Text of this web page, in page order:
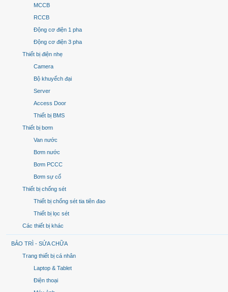
MCCB
RCCB
Động cơ điện 1 pha
Động cơ điện 3 pha
Thiết bị điện nhẹ
Camera
Bộ khuyếch đại
Server
Access Door
Thiết bị BMS
Thiết bị bơm
Van nước
Bơm nước
Bơm PCCC
Bơm sự cố
Thiết bị chống sét
Thiết bị chống sét tia tiên đao
Thiết bị lọc sét
Các thiết bị khác
BẢO TRÌ - SỬA CHỮA
Trang thiết bị cá nhân
Laptop & Tablet
Điện thoại